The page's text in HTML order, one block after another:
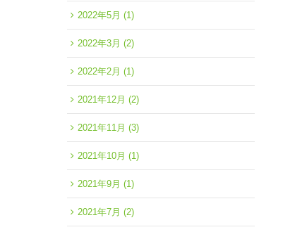
2022年5月 (1)
2022年3月 (2)
2022年2月 (1)
2021年12月 (2)
2021年11月 (3)
2021年10月 (1)
2021年9月 (1)
2021年7月 (2)